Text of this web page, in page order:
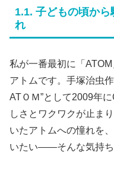
1.1. 子どもの頃か
れ
私が一番最初に「
アトムです。手塚治虫
ATＯＭ”として2009年
しさとワクワクが止ま
いたアトムへの憧れを
いたい——そんな気持ち